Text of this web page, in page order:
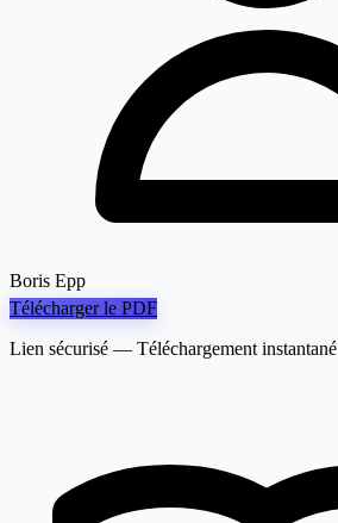
Boris Epp
Télécharger le PDF
Lien sécurisé — Téléchargement instantané